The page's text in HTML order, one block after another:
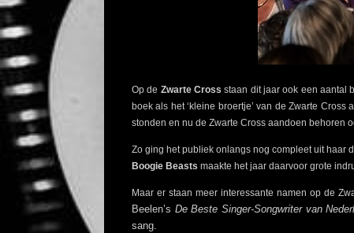
Op de Zwarte Cross staan dit jaar ook een aantal
boek als het ‘kleine broertje’ van de Zwarte
stonden en nu de Zwarte Cross aandoen behoren
Zo ging het publiek onlangs nog compleet uit haar
Boogie Beasts maakte het jaar daarvoor grote
Maar er staan meer interessante namen op de
Beelen’s De Beste Singer-Songwriter van
sang.